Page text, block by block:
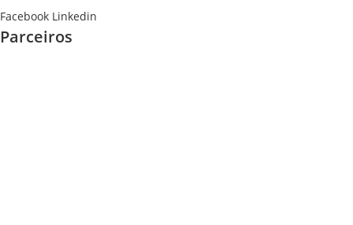
Facebook Linkedin
Parceiros